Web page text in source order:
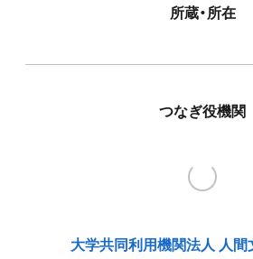
所蔵・所在
つなぎ役機関
大学共同利用機関法人 人間